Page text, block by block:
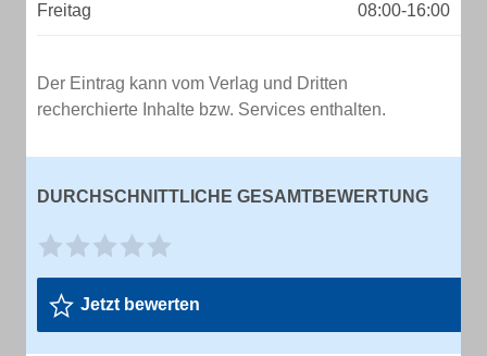
Freitag 08:00-16:00
Der Eintrag kann vom Verlag und Dritten
recherchierte Inhalte bzw. Services enthalten.
DURCHSCHNITTLICHE GESAMTBEWERTUNG
Jetzt bewerten